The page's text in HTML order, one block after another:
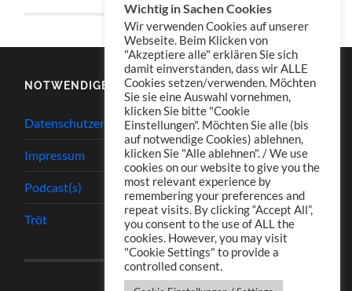
NOTWENDIGES
Datenschutzerklärung
Impressum
Podcast(s)
Tröt
Wichtig in Sachen Cookies
Wir verwenden Cookies auf unserer
Webseite. Beim Klicken von
"Akzeptiere alle" erklären Sie sich
damit einverstanden, dass wir ALLE
Cookies setzen/verwenden. Möchten
Sie sie eine Auswahl vornehmen,
klicken Sie bitte "Cookie
Einstellungen". Möchten Sie alle (bis
auf notwendige Cookies) ablehnen,
klicken Sie "Alle ablehnen". / We use
cookies on our website to give you the
most relevant experience by
remembering your preferences and
repeat visits. By clicking “Accept All”,
you consent to the use of ALL the
cookies. However, you may visit
"Cookie Settings" to provide a
controlled consent.